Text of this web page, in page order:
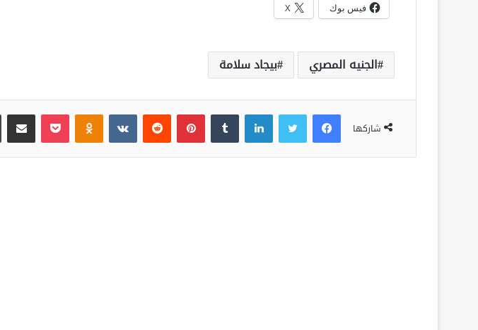
فيس بوك X
الجنيه المصري بيجاد سلامة
شاركها
فيسبوك لينكدإن بينتيريست بوكيت